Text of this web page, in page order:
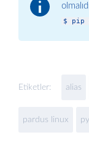
$ pip
Etiketler: alias
pardus linux